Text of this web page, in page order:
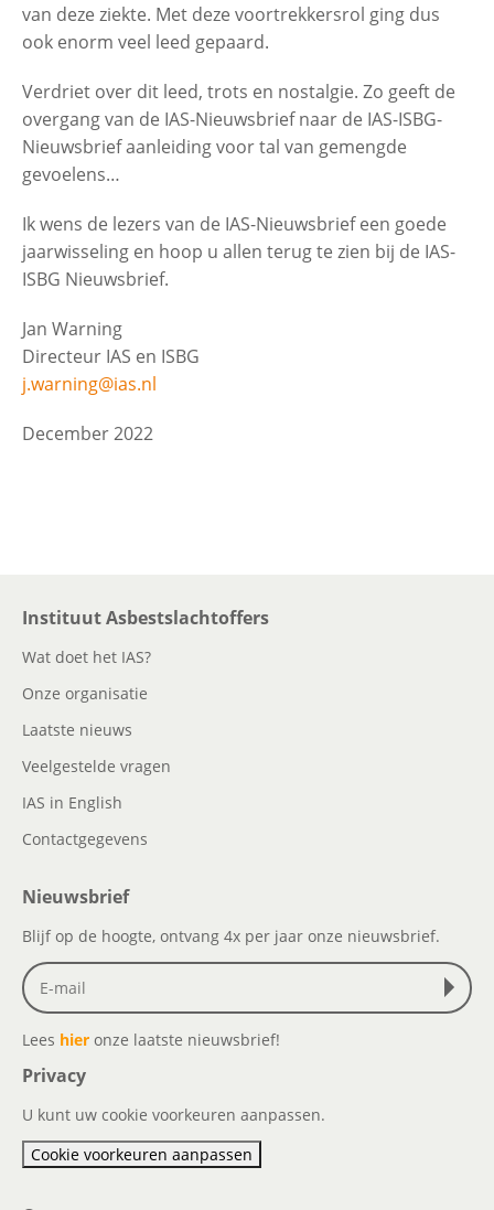
van deze ziekte. Met deze voortrekkersrol ging dus
ook enorm veel leed gepaard.
Verdriet over dit leed, trots en nostalgie. Zo geeft de
overgang van de IAS-Nieuwsbrief naar de IAS-ISBG-
Nieuwsbrief aanleiding voor tal van gemengde
gevoelens…
Ik wens de lezers van de IAS-Nieuwsbrief een goede
jaarwisseling en hoop u allen terug te zien bij de IAS-
ISBG Nieuwsbrief.
Jan Warning
Directeur IAS en ISBG
j.warning@ias.nl
December 2022
Instituut Asbestslachtoffers
Wat doet het IAS?
Onze organisatie
Laatste nieuws
Veelgestelde vragen
IAS in English
Contactgegevens
Nieuwsbrief
Blijf op de hoogte, ontvang 4x per jaar onze nieuwsbrief.
Lees hier onze laatste nieuwsbrief!
Privacy
U kunt uw cookie voorkeuren aanpassen.
Cookie voorkeuren aanpassen